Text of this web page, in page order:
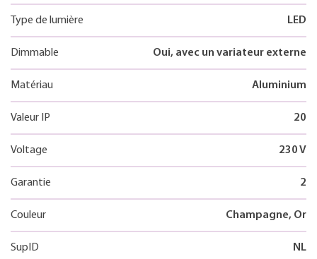
Type de lumière LED
Dimmable Oui, avec un variateur externe
Matériau Aluminium
Valeur IP 20
Voltage 230 V
Garantie 2
Couleur Champagne, Or
SupID NL